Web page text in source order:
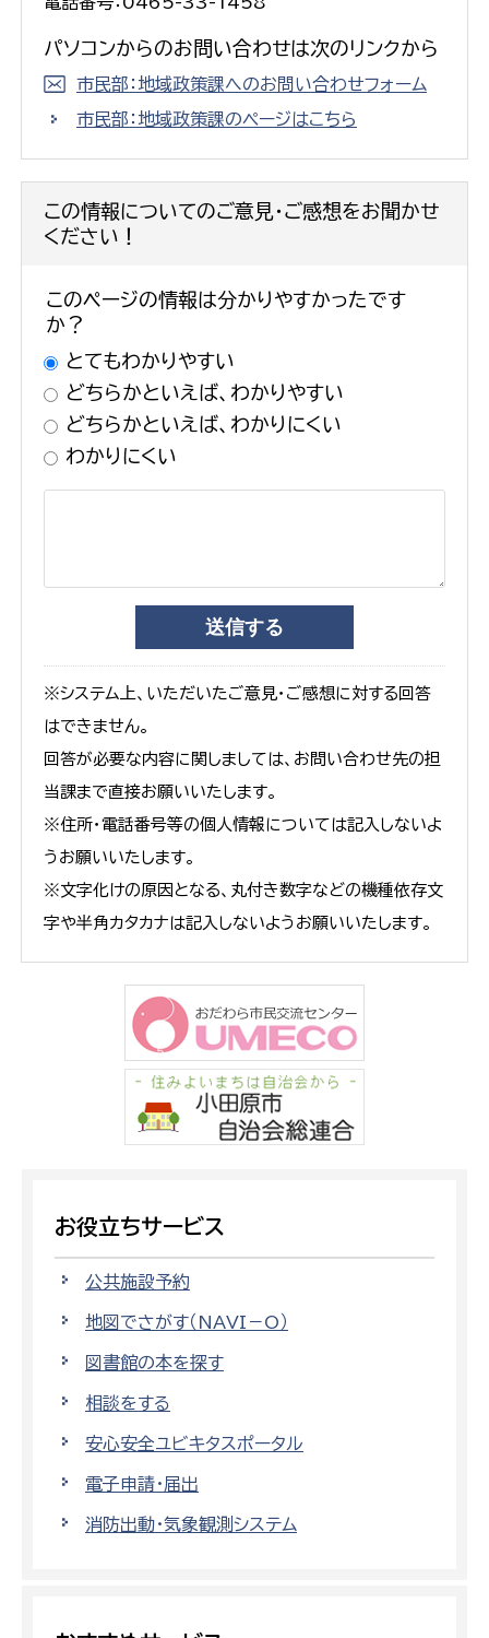
パソコンからのお問い合わせは次のリンクから
市民部：地域政策課へのお問い合わせフォーム
市民部：地域政策課のページはこちら
この情報についてのご意見・ご感想をお聞かせ
ください！
このページの情報は分かりやすかったです
か？
とてもわかりやすい
どちらかといえば、わかりやすい
どちらかといえば、わかりにくい
わかりにくい
※システム上、いただいたご意見・ご感想に対する回答
はできません。
回答が必要な内容に関しましては、お問い合わせ先の担
当課まで直接お願いいたします。
※住所・電話番号等の個人情報については記入しないよ
うお願いいたします。
※文字化けの原因となる、丸付き数字などの機種依存文
字や半角カタカナは記入しないようお願いいたします。
お役立ちサービス
公共施設予約
地図でさがす（NAVI－O）
図書館の本を探す
相談をする
安心安全ユビキタスポータル
電子申請・届出
消防出動・気象観測システム